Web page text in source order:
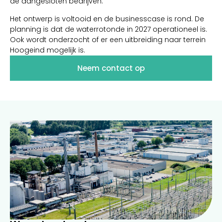
Het ontwerp is voltooid en de businesscase is rond. De
planning is dat de waterrotonde in 2027 operationeel is.
Ook wordt onderzocht of er een uitbreiding naar terrein
Hoogeind mogelijk is.
Neem contact op